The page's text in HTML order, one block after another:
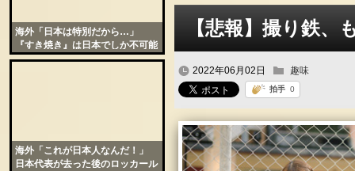
【悲報】撮り鉄
2022年06月02日 趣味
海外「日本は特別だから…」
『すき焼き』は日本でしか不可能
な料理だと世界にバレる
海外「これが日本人なんだ！」
日本代表が去った後のロッカール